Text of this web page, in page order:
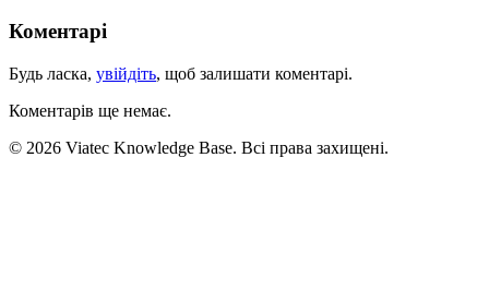
Коментарі
Будь ласка, увійдіть, щоб залишати коментарі.
Коментарів ще немає.
© 2026 Viatec Knowledge Base. Всі права захищені.